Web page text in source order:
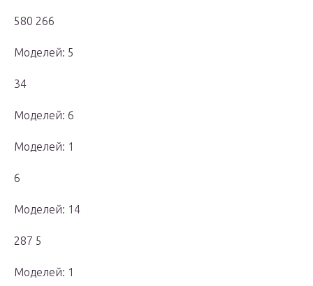
580 266
Моделей: 5
34
Моделей: 6
Моделей: 1
6
Моделей: 14
287 5
Моделей: 1